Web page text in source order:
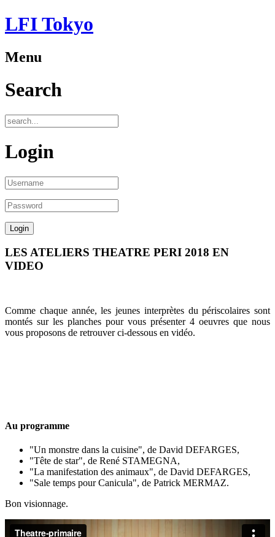
LFI Tokyo
Menu
Search
Login
LES ATELIERS THEATRE PERI 2018 EN
VIDEO
Comme chaque année, les jeunes interprètes du périscolaires sont
montés sur les planches pour vous présenter 4 oeuvres que nous
vous proposons de retrouver ci-dessous en vidéo.
Au programme
"Un monstre dans la cuisine", de David DEFARGES,
"Tête de star", de René STAMEGNA,
"La manifestation des animaux", de David DEFARGES,
"Sale temps pour Canicula", de Patrick MERMAZ.
Bon visionnage.